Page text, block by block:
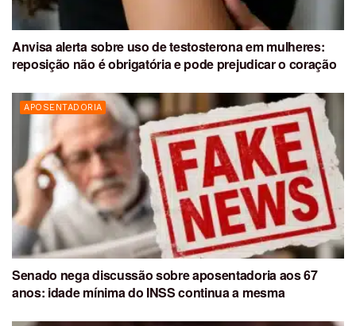
Anvisa alerta sobre uso de testosterona em mulheres:
reposição não é obrigatória e pode prejudicar o coração
APOSENTADORIA
Senado nega discussão sobre aposentadoria aos 67
anos: idade mínima do INSS continua a mesma